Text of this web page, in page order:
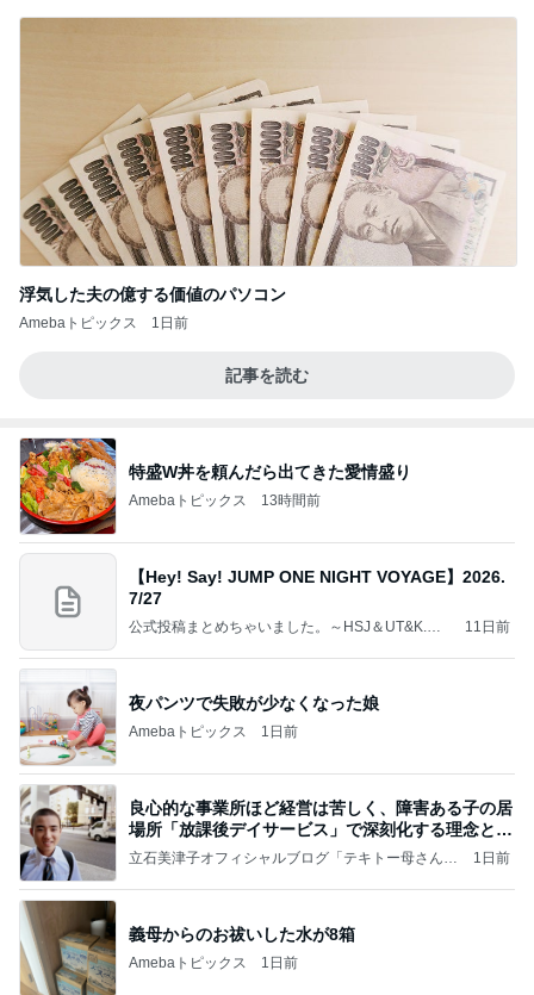
浮気した夫の億する価値のパソコン
Amebaトピックス 1日前
記事を読む
特盛W丼を頼んだら出てきた愛情盛り
Amebaトピックス 13時間前
【Hey! Say! JUMP ONE NIGHT VOYAGE】2026.
7/27
公式投稿まとめちゃいました。～HSJ＆UT&K.O.
11日前
夜パンツで失敗が少なくなった娘
Amebaトピックス 1日前
良心的な事業所ほど経営は苦しく、障害ある子の居
場所「放課後デイサービス」で深刻化する理念と現
実の
立石美津子オフィシャルブログ「テキトー母さんの
1日前
義母からのお祓いした水が8箱
Amebaトピックス 1日前